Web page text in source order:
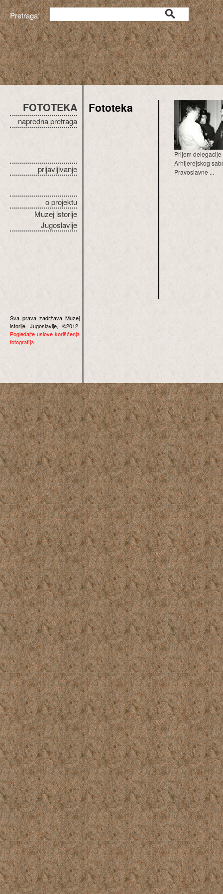
Pretraga:
FOTOTEKA
napredna pretraga
prijavljivanje
o projektu
Muzej istorije
Jugoslavije
Sva prava zadržava Muzej
istorije Jugoslavije, ©2012.
Pogledajte uslove korišćenja
fotografija
Fototeka
Prijem delegacije
Arhijerejskog
Pravoslavne ...